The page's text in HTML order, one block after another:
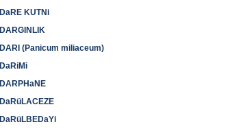
DaRE KUTNi
DARGINLIK
DARI (Panicum miliaceum)
DaRiMi
DARPHaNE
DaRüLACEZE
DaRüLBEDaYi